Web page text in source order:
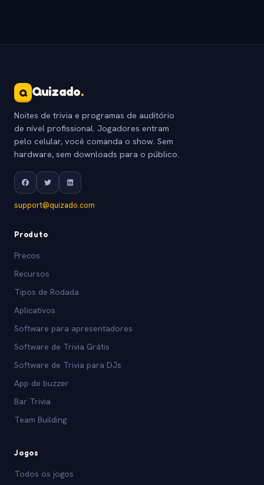
Q Quizado.
Noites de trivia e programas de auditório
de nível profissional. Jogadores entram
pelo celular, você comanda o show. Sem
hardware, sem downloads para o público.
support@quizado.com
Produto
Precos
Recursos
Tipos de Rodada
Aplicativos
Software para apresentadores
Software de Trivia Grátis
Software de Trivia para DJs
App de buzzer
Bar Trivia
Team Building
Jogos
Todos os jogos